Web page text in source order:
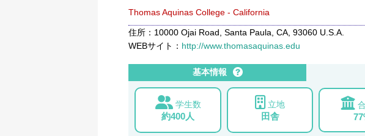
Thomas Aquinas College - California
住所：10000 Ojai Road, Santa Paula, CA, 93060 U.S.A.
WEBサイト： http://www.thomasaquinas.edu
基本情報
学生数
約400人
立地
田舎